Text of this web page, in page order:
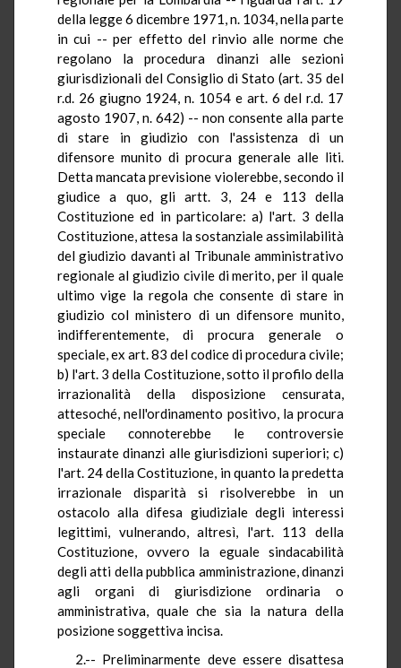
della legge 6 dicembre 1971, n. 1034, nella parte
in cui -- per effetto del rinvio alle norme che
regolano la procedura dinanzi alle sezioni
giurisdizionali del Consiglio di Stato (art. 35 del
r.d. 26 giugno 1924, n. 1054 e art. 6 del r.d. 17
agosto 1907, n. 642) -- non consente alla parte
di stare in giudizio con l'assistenza di un
difensore munito di procura generale alle liti.
Detta mancata previsione violerebbe, secondo il
giudice a quo, gli artt. 3, 24 e 113 della
Costituzione ed in particolare: a) l'art. 3 della
Costituzione, attesa la sostanziale assimilabilità
del giudizio davanti al Tribunale amministrativo
regionale al giudizio civile di merito, per il quale
ultimo vige la regola che consente di stare in
giudizio col ministero di un difensore munito,
indifferentemente, di procura generale o
speciale, ex art. 83 del codice di procedura civile;
b) l'art. 3 della Costituzione, sotto il profilo della
irrazionalità della disposizione censurata,
attesoché, nell'ordinamento positivo, la procura
speciale connoterebbe le controversie
instaurate dinanzi alle giurisdizioni superiori; c)
l'art. 24 della Costituzione, in quanto la predetta
irrazionale disparità si risolverebbe in un
ostacolo alla difesa giudiziale degli interessi
legittimi, vulnerando, altresì, l'art. 113 della
Costituzione, ovvero la eguale sindacabilità
degli atti della pubblica amministrazione, dinanzi
agli organi di giurisdizione ordinaria o
amministrativa, quale che sia la natura della
posizione soggettiva incisa.
2.-- Preliminarmente deve essere disattesa